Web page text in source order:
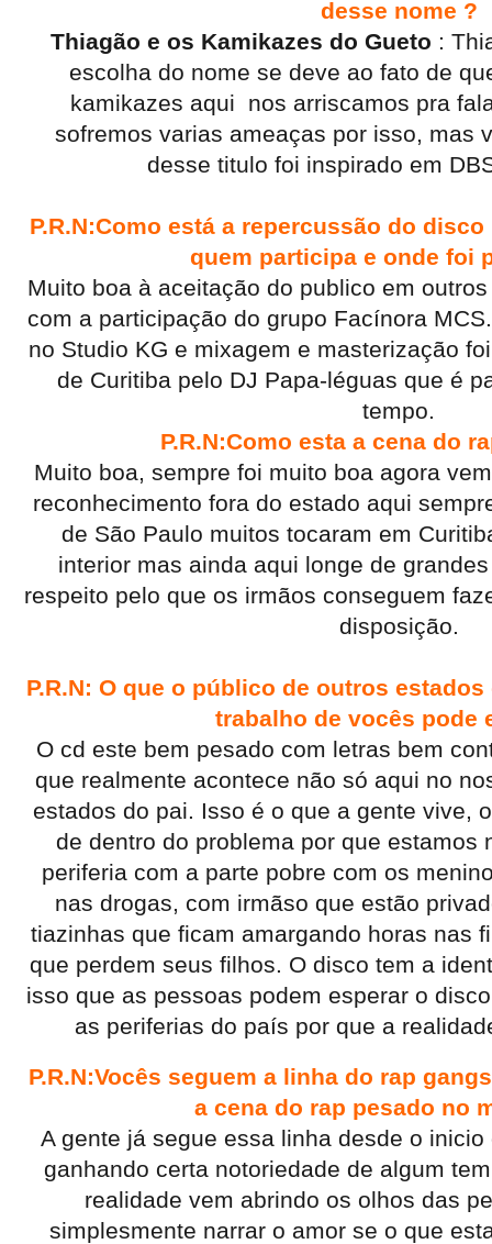
desse nome ?
Thiagão e os Kamikazes do Gueto :
escolha do nome se deve ao fato de
kamikazes aqui nos arriscamos pra
sofremos varias ameaças por isso, mas
desse titulo foi inspirado em
P.R.N:Como está a repercussão do
quem participa e onde foi
Muito boa à aceitação do publico em
com a participação do grupo Facínora
no Studio KG e mixagem e masterização
de Curitiba pelo DJ Papa-léguas que é
tempo.
P.R.N:Como esta a cena do
Muito boa, sempre foi muito boa agora
reconhecimento fora do estado aqui
de São Paulo muitos tocaram em
interior mas ainda aqui longe de
respeito pelo que os irmãos conseguem
disposição.
P.R.N: O que o público de outros
trabalho de vocês pode
O cd este bem pesado com letras bem
que realmente acontece não só aqui no
estados do pai. Isso é o que a gente vive,
de dentro do problema por que estamos
periferia com a parte pobre com os
nas drogas, com irmãso que estão
tiazinhas que ficam amargando horas nas
que perdem seus filhos. O disco tem a
isso que as pessoas podem esperar o
as periferias do país por que a
P.R.N:Vocês seguem a linha do rap
a cena do rap pesado no
A gente já segue essa linha desde o
ganhando certa notoriedade de algum
realidade vem abrindo os olhos das
simplesmente narrar o amor se o que